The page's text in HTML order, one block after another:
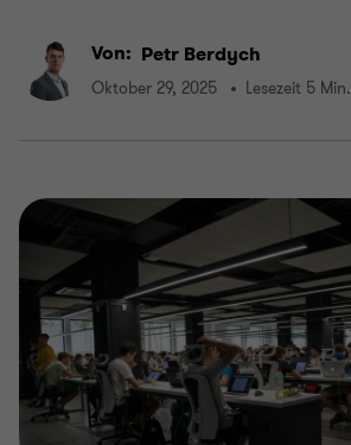
Von: Petr Berdych
Oktober 29, 2025 Lesezeit 5 Min.